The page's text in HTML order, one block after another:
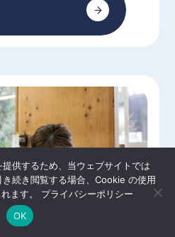
供するため、当ウェブサイトでは
続き閲覧する場合、Cookie の使用
ます。 プライバシーポリシー
OK